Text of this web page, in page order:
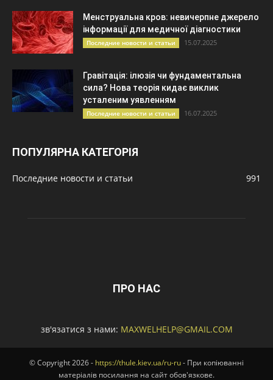
Менструальна кров: невичерпне джерело
інформації для медичної діагностики
Последние новости и статьи 15.07.2025
Гравітація: ілюзія чи фундаментальна
сила? Нова теорія кидає виклик
усталеним уявленням
Последние новости и статьи 16.07.2025
ПОПУЛЯРНА КАТЕГОРІЯ
Последние новости и статьи 991
ПРО НАС
зв'язатися з нами: MAXWELHELP@GMAIL.COM
© Copyright 2026 - https://thule.kiev.ua/ru-ru- При копіюванні
матеріалів посилання на сайт обов'язкове.